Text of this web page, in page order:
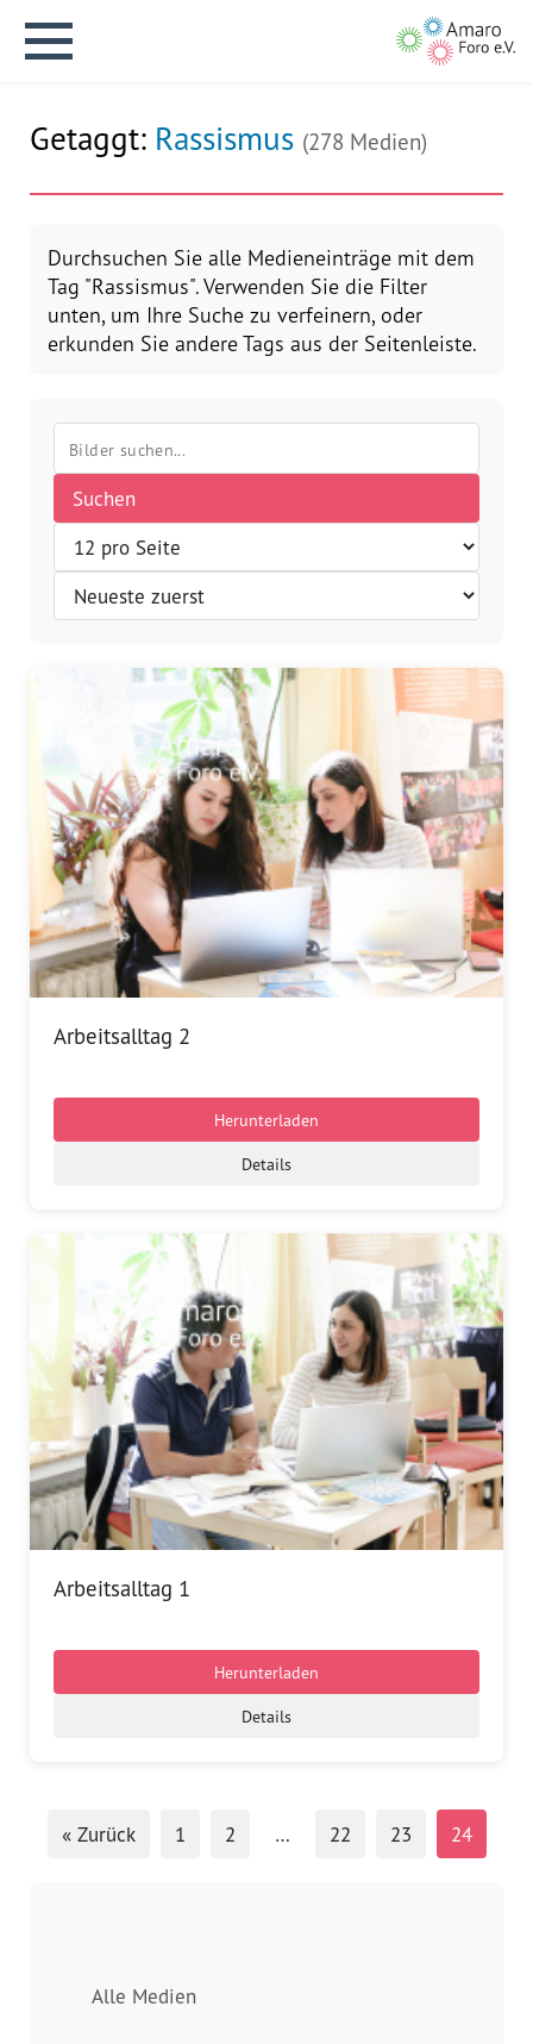
Aktuelles
Vision
Geschichte
Dachorganisationen
Projekte
Anlaufstelle Nevo Foro (Neue
Stadt)
Bildungsangebote für
Leistungsbehörden und
Antiziganismus – DOSTA
Internationale Jugendarbeit
Wissenswertes
Publikationen
Mediathek
Plakate
Presse
Glossar
Alle Medien
Getaggt: Rassismus (278 Medien)
Durchsuchen Sie alle Medieneinträge mit dem
Tag "Rassismus". Verwenden Sie die Filter
unten, um Ihre Suche zu verfeinern, oder
erkunden Sie andere Tags aus der Seitenleiste.
Suchen
Arbeitsalltag 2
Herunterladen
Details
Arbeitsalltag 1
Herunterladen
Details
« Zurück 1 2 … 22 23 24